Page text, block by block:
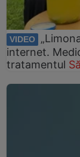
VIDEO
internet.
tratamentul